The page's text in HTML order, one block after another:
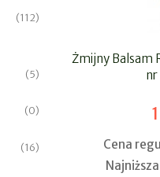
(112)
(5)
(0)
(16)
Żmijny Balsam
nr
Cena